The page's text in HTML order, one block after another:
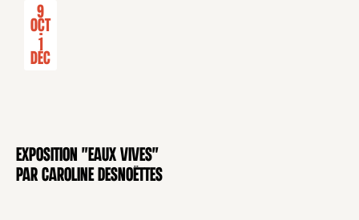
EXPOSITION
9
Oct
-
1
Déc
Exposition "Eaux Vives"
par Caroline Desnoëttes